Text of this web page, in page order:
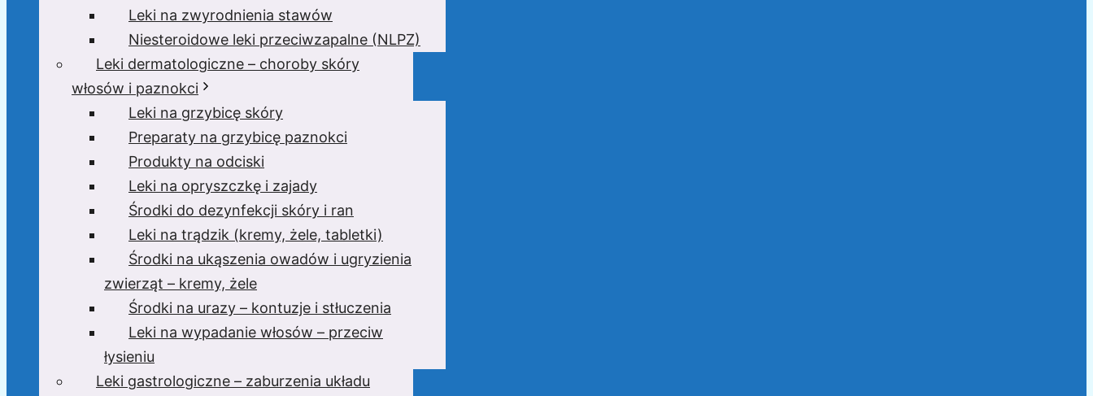
Leki na zwyrodnienia stawów
Niesteroidowe leki przeciwzapalne (NLPZ)
Leki dermatologiczne – choroby skóry
włosów i paznokci
Leki na grzybicę skóry
Preparaty na grzybicę paznokci
Produkty na odciski
Leki na opryszczkę i zajady
Środki do dezynfekcji skóry i ran
Leki na trądzik (kremy, żele, tabletki)
Środki na ukąszenia owadów i ugryzienia
zwierząt – kremy, żele
Środki na urazy – kontuzje i stłuczenia
Leki na wypadanie włosów – przeciw
łysieniu
Leki gastrologiczne – zaburzenia układu